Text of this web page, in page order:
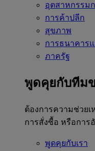
อุตสาหกรรม
การค้าปลีก
สุขภาพ
การธนาคาร
ภาครัฐ
พูดคุยกับทีมข
ต้องการความช่วย
การสั่งซื้อ หรือกา
พูดคุยกับเรา